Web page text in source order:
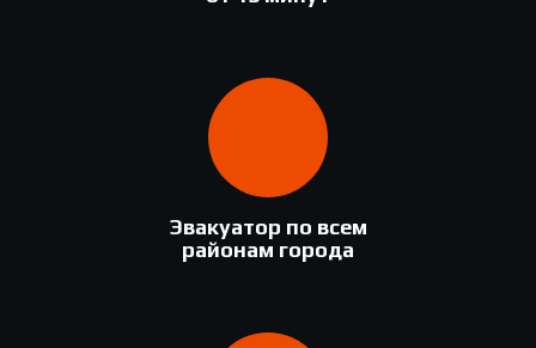
Эвакуатор по всем
районам города